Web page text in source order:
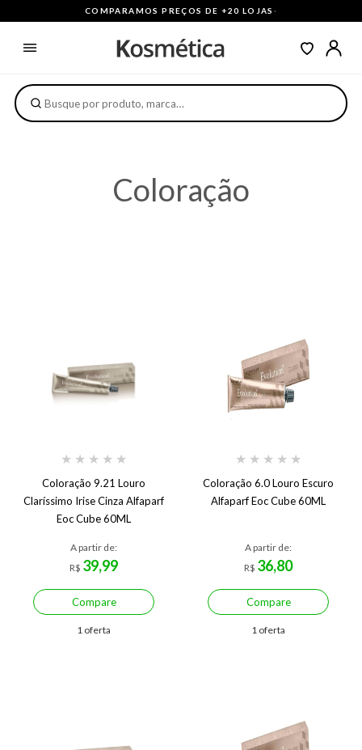
COMPARAMOS PREÇOS DE +20 LOJAS ·
Coloração
★ ★ ★ ★ ★
Coloração 9.21 Louro
Claríssimo Irise Cinza Alfaparf
Eoc Cube 60ML
A partir de:
R$ 39,99
Compare
1 oferta
★ ★ ★ ★ ★
Coloração 6.0 Louro Escuro
Alfaparf Eoc Cube 60ML
A partir de:
R$ 36,80
Compare
1 oferta